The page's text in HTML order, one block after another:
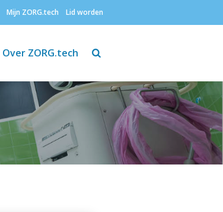
Mijn ZORG.tech Lid worden
Over ZORG.tech
Zoeken